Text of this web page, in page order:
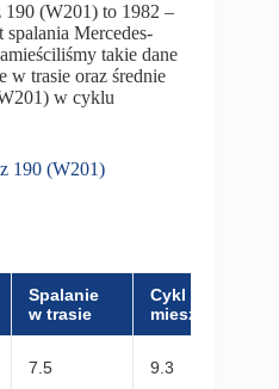
(W201) to 1982 –
spalania Mercedes-
takie dane
w trasie oraz średnie
w cyklu
190 (W201)
Spalanie
w trasie
Cykl
mieszany
7.5 9.3